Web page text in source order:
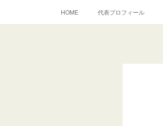
HOME 代表プロフィール